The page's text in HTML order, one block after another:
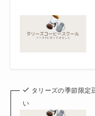
タリーズの季節限定
い